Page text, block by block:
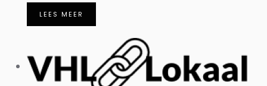
LEES MEER